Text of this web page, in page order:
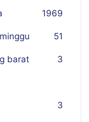
69
19
51
barat 3
3